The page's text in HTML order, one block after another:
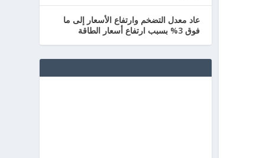
عاد معدل التضخم وارتفاع الأسعار إلى ما
فوق 3% بسبب ارتفاع أسعار الطاقة